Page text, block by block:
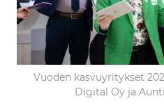
Vuoden kasvuyritykset
Digital Oy ja